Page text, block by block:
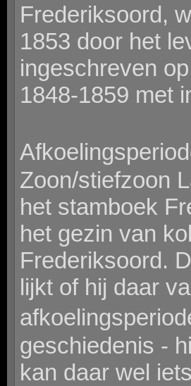
Frederiksoord,
1853 door het
ingeschreven
1848-1859 met
Zoon/stiefzoon
het stamboek
het gezin van
Frederiksoord.
lijkt of hij daar
geschiedenis -
kan daar wel